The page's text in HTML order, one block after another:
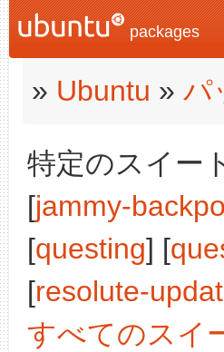
packages
» Ubuntu » パ
特定のスイー
[jammy-
[questing] [
[resolute-
すべてのスイ